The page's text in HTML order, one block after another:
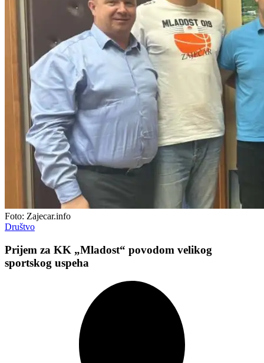
Foto: Zajecar.info
Društvo
Prijem za KK „Mladost“ povodom velikog
sportskog uspeha